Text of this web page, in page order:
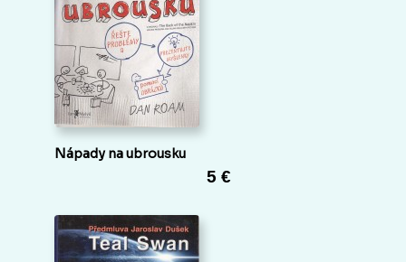
Nápady na ubrousku
5 €